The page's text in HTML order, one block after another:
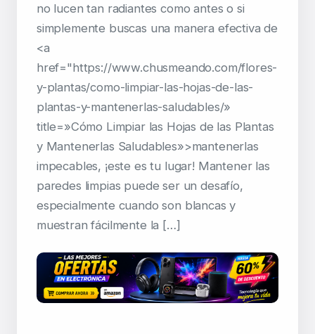
no lucen tan radiantes como antes o si
simplemente buscas una manera efectiva de
<a
href="https://www.chusmeando.com/flores-
y-plantas/como-limpiar-las-hojas-de-las-
plantas-y-mantenerlas-saludables/»
title=»Cómo Limpiar las Hojas de las Plantas
y Mantenerlas Saludables»>mantenerlas
impecables, ¡este es tu lugar! Mantener las
paredes limpias puede ser un desafío,
especialmente cuando son blancas y
muestran fácilmente la […]